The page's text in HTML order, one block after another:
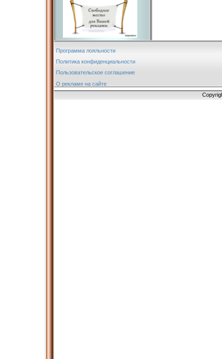
Программа лояльности
Политика конфиденциальности
Пользовательское соглашение
О рекламе на сайте